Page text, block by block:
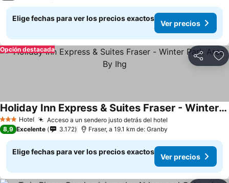
Elige fechas para ver los precios exactos
Ver precios
Compartir
Opción destacada
3 Estrellas
Hotel Acceso a un sendero justo detrás del hotel
Holiday Inn Express & Suites Fraser - Winter Park Area By Ihg
8,9 Excelente 3.172 Fraser, a 19.1 km de: Granby
Elige fechas para ver los precios exactos
Ver precios